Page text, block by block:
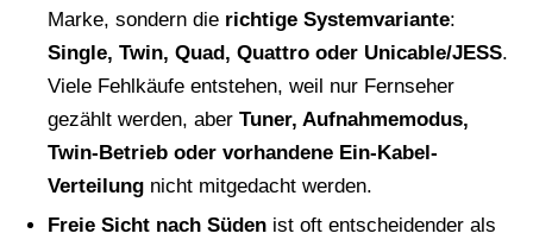
Marke, sondern die richtige Systemvariante:
Single, Twin, Quad, Quattro oder Unicable/JESS.
Viele Fehlkäufe entstehen, weil nur Fernseher
gezählt werden, aber Tuner, Aufnahmemodus,
Twin-Betrieb oder vorhandene Ein-Kabel-
Verteilung nicht mitgedacht werden.
Freie Sicht nach Süden ist oft entscheidender als